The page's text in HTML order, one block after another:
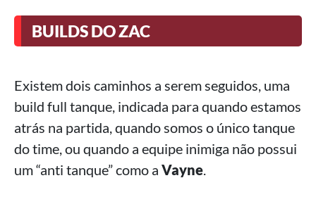
BUILDS DO ZAC
Existem dois caminhos a serem seguidos, uma
build full tanque, indicada para quando estamos
atrás na partida, quando somos o único tanque
do time, ou quando a equipe inimiga não possui
um “anti tanque” como a Vayne